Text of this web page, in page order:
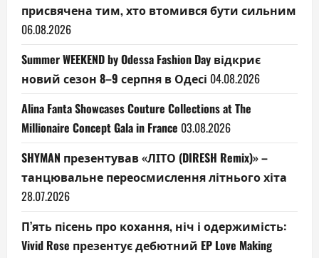
присвячена тим, хто втомився бути сильним
06.08.2026
Summer WEEKEND by Odessa Fashion Day відкриє
новий сезон 8–9 серпня в Одесі 04.08.2026
Alina Fanta Showcases Couture Collections at The
Millionaire Concept Gala in France 03.08.2026
SHYMAN презентував «ЛІТО (DIRESH Remix)» –
танцювальне переосмислення літнього хіта
28.07.2026
П’ять пісень про кохання, ніч і одержимість:
Vivid Rose презентує дебютний EP Love Making